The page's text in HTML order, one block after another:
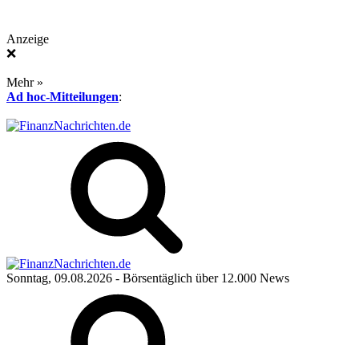
Anzeige
❌
Mehr »
Ad hoc-Mitteilungen:
Sonntag, 09.08.2026 - Börsentäglich über 12.000 News